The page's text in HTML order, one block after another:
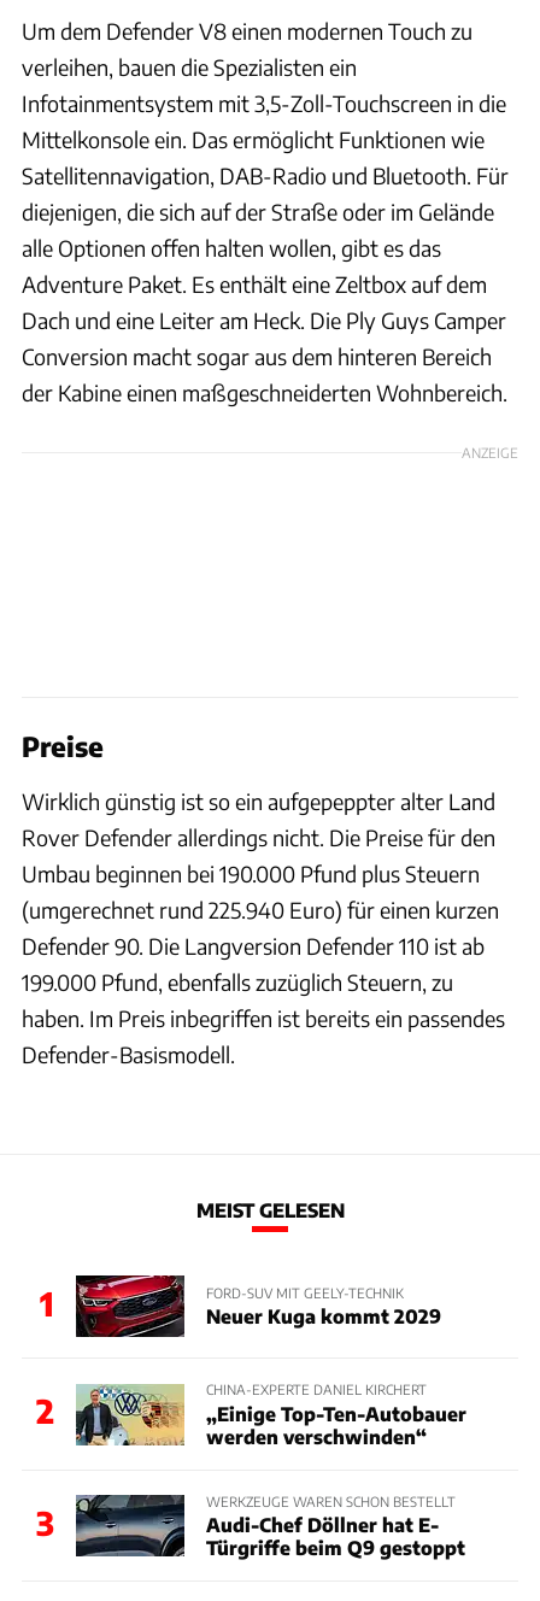
Um dem Defender V8 einen modernen Touch zu
verleihen, bauen die Spezialisten ein
Infotainmentsystem mit 3,5-Zoll-Touchscreen in die
Mittelkonsole ein. Das ermöglicht Funktionen wie
Satellitennavigation, DAB-Radio und Bluetooth. Für
diejenigen, die sich auf der Straße oder im Gelände
alle Optionen offen halten wollen, gibt es das
Adventure Paket. Es enthält eine Zeltbox auf dem
Dach und eine Leiter am Heck. Die Ply Guys Camper
Conversion macht sogar aus dem hinteren Bereich
der Kabine einen maßgeschneiderten Wohnbereich.
ANZEIGE
Preise
Wirklich günstig ist so ein aufgepeppter alter Land
Rover Defender allerdings nicht. Die Preise für den
Umbau beginnen bei 190.000 Pfund plus Steuern
(umgerechnet rund 225.940 Euro) für einen kurzen
Defender 90. Die Langversion Defender 110 ist ab
199.000 Pfund, ebenfalls zuzüglich Steuern, zu
haben. Im Preis inbegriffen ist bereits ein passendes
Defender-Basismodell.
MEIST GELESEN
1 FORD-SUV MIT GEELY-TECHNIK
Neuer Kuga kommt 2029
2
CHINA-EXPERTE DANIEL KIRCHERT
„Einige Top-Ten-Autobauer
werden verschwinden“
3
WERKZEUGE WAREN SCHON BESTELLT
Audi-Chef Döllner hat E-
Türgriffe beim Q9 gestoppt